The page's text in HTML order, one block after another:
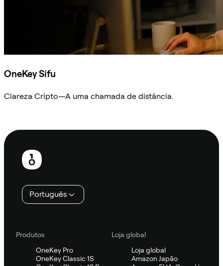
OneKey Sifu
Clareza Cripto—A uma chamada de distância.
Rodapé
Português
Produtos
OneKey Pro
OneKey Classic 1S
Loja global
Loja global
Amazon Japão